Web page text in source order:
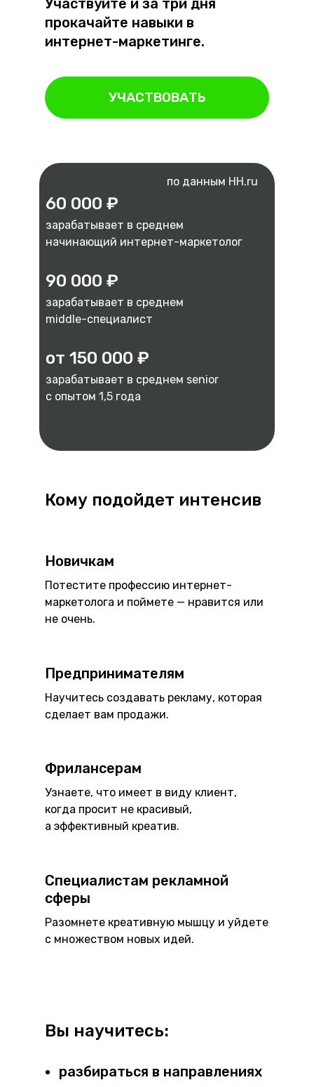
Участвуйте и за три дня
прокачайте навыки в
интернет-маркетинге.
УЧАСТВОВАТЬ
60 000 ₽
90 000 ₽
от 150 000 ₽
зарабатывает в среднем
начинающий интернет-маркетолог
зарабатывает в среднем
middle-специалист
зарабатывает в среднем senior
c опытом 1,5 года
по данным HH.ru
Кому подойдет интенсив
Новичкам
Фрилансерам
Предпринимателям
Потестите профессию интернет-
маркетолога и поймете — нравится или
не очень.
Узнаете, что имеет в виду клиент,
когда просит не красивый,
а эффективный креатив.
Научитесь создавать рекламу, которая
сделает вам продажи.
Специалистам рекламной
сферы
Разомнете креативную мышцу и уйдете
с множеством новых идей.
Вы научитесь:
разбираться в направлениях